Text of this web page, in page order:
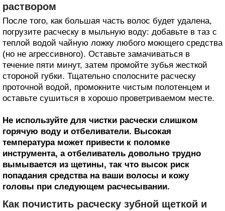
раствором
После того, как большая часть волос будет удалена,
погрузите расческу в мыльную воду: добавьте в таз с
теплой водой чайную ложку любого моющего средства
(но не агрессивного). Оставьте замачиваться в
течение пяти минут, затем промойте зубья жесткой
стороной губки. Тщательно сполосните расческу
проточной водой, промокните чистым полотенцем и
оставьте сушиться в хорошо проветриваемом месте.
Не используйте для чистки расчески слишком
горячую воду и отбеливатели. Высокая
температура может привести к поломке
инструмента, а отбеливатель довольно трудно
вымывается из щетины, так что высок риск
попадания средства на ваши волосы и кожу
головы при следующем расчесывании.
Как почистить расческу зубной щеткой и